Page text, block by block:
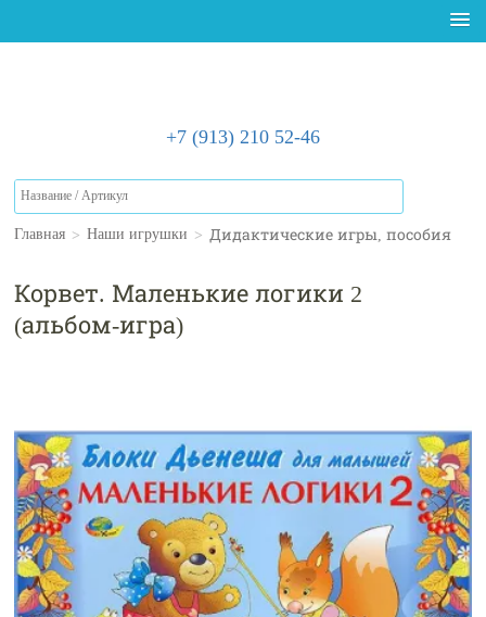
+7 (913) 210 52-46
Главная > Наши игрушки > Дидактические игры, пособия
Корвет. Маленькие логики 2
(альбом-игра)